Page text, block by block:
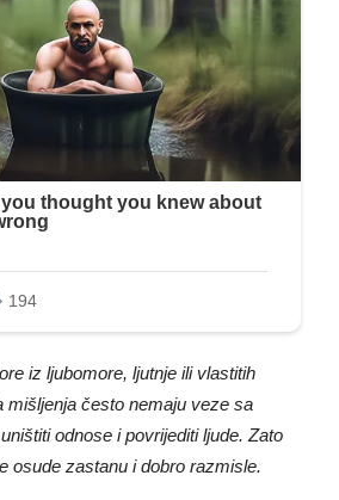
iz ljubomore, ljutnje ili vlastitih
mišljenja često nemaju veze sa
odnose i povrijediti ljude. Zato
osude zastanu i dobro razmisle.